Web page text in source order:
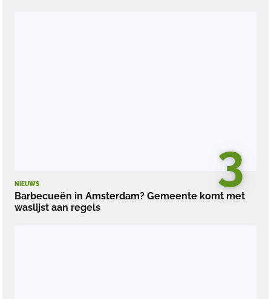
3
NIEUWS
Barbecueën in Amsterdam? Gemeente komt met
waslijst aan regels